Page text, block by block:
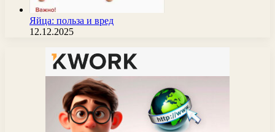
Яйца: польза и вред
12.12.2025